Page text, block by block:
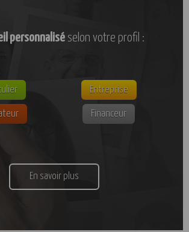
personnaliséselon votre profil :
Entreprise
Financeur
En savoir plus